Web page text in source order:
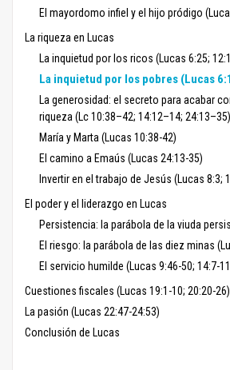
El mayordomo infiel y el hijo pródigo
La riqueza en Lucas
La inquietud por los ricos (Lucas 6:25;
La inquietud por los pobres (Lucas
La generosidad: el secreto para acabar
riqueza (Lc 10:38–42; 14:12–14; 24:13–35)
María y Marta (Lucas 10:38-42)
El camino a Emaús (Lucas 24:13-35)
Invertir en el trabajo de Jesús (Lucas 8:3;
El poder y el liderazgo en Lucas
Persistencia: la parábola de la viuda
El riesgo: la parábola de las diez minas
El servicio humilde (Lucas 9:46-50; 14:7-
Cuestiones fiscales (Lucas 19:1-10; 20:20-26)
La pasión (Lucas 22:47-24:53)
Conclusión de Lucas